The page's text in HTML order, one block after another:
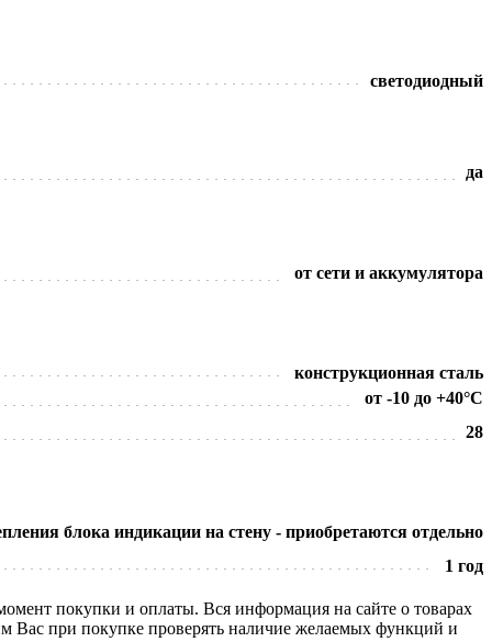
светодиодный
да
от сети и аккумулятора
конструкционная сталь
от -10 до +40°C
28
блока индикации на стену - приобретаются отдельно
1 год
покупки и оплаты. Вся информация на сайте о товарах
Вас при покупке проверять наличие желаемых функций и